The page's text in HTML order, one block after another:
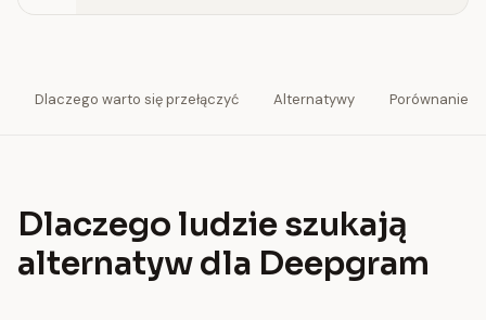
Dlaczego warto się przełączyć Alternatywy Porównanie
Dlaczego ludzie szukają
alternatyw dla Deepgram